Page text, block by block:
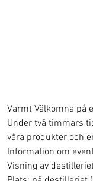
Varmt Välkomna på
Under två timmars
våra produkter och
Information om
Visning av